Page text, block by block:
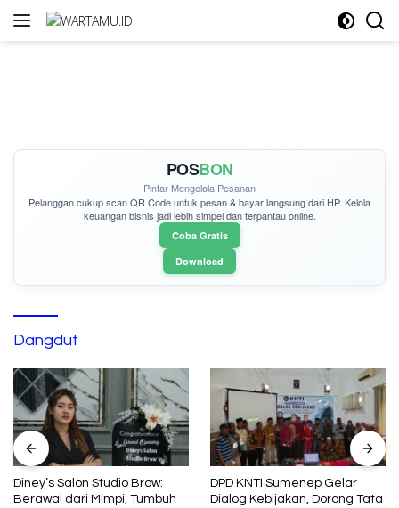
Langsung
POSBON
Pintar Mengelola Pesanan
Pelanggan cukupscan QR Codeuntuk pesan & bayar langsung dari HP. Kelola
keuangan bisnis jadi lebih simpel dan terpantau online.
Coba Gratis
Download
Dangdut
Diney’s Salon Studio Brow:
Berawal dari Mimpi, Tumbuh
DPD KNTI Sumenep Gelar
Dialog Kebijakan, Dorong Tata